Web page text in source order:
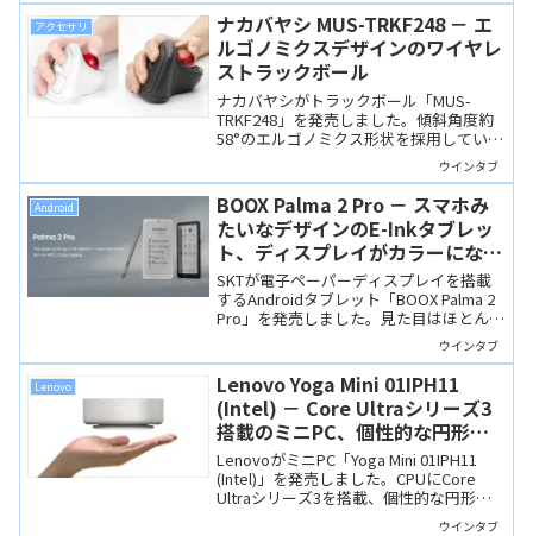
備えつつ、ディスプレイサイズのわりに
軽量なのも魅力です。
アクセサリ
ナカバヤシ MUS-TRKF248 － エ
ルゴノミクスデザインのワイヤレ
ストラックボール
ナカバヤシがトラックボール「MUS-
TRKF248」を発売しました。傾斜角度約
58°のエルゴノミクス形状を採用していま
す。すでにトラックボールを愛用してい
ウインタブ
Android
BOOX Palma 2 Pro － スマホみ
たいなデザインのE-Inkタブレッ
ト、ディスプレイがカラーになり
モバイル通信も可能に！
SKTが電子ペーパーディスプレイを搭載
するAndroidタブレット「BOOX Palma 2
Pro」を発売しました。見た目はほとんど
スマホで、カラーE-Inkを搭載、モバイル
データ通信も可能になりました。ウインタブ
Lenovo
Lenovo Yoga Mini 01IPH11
(Intel) － Core Ultraシリーズ3
搭載のミニPC、個性的な円形筐
体も魅力
LenovoがミニPC「Yoga Mini 01IPH11
(Intel)」を発売しました。CPUにCore
Ultraシリーズ3を搭載、個性的な円形筐
体はタッチ操作にも対応するなど、先進
ウインタブ